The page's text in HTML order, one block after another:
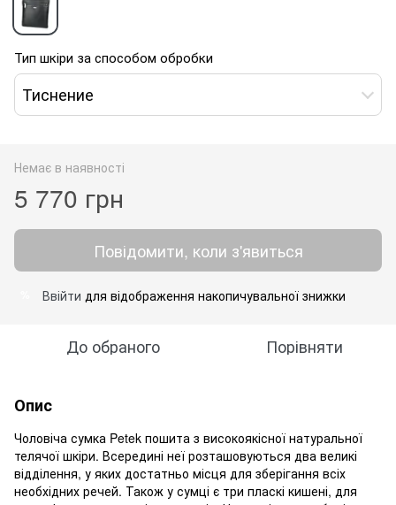
Тип шкіри за способом обробки
Тиснение
Немає в наявності
5 770 грн
Повідомити, коли з'явиться
Ввійти для відображення накопичувальної знижки
До обраного Порівняти
Опис
Чоловіча сумка Petek пошита з високоякісної натуральної
телячої шкіри. Всередині неї розташовуються два великі
відділення, у яких достатньо місця для зберігання всіх
необхідних речей. Також у сумці є три пласкі кишені, для